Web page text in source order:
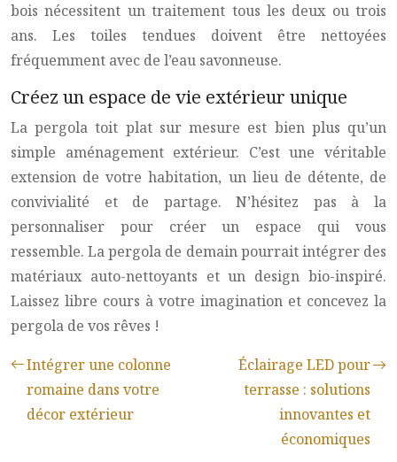
bois nécessitent un traitement tous les deux ou trois
ans. Les toiles tendues doivent être nettoyées
fréquemment avec de l’eau savonneuse.
Créez un espace de vie extérieur unique
La pergola toit plat sur mesure est bien plus qu’un
simple aménagement extérieur. C’est une véritable
extension de votre habitation, un lieu de détente, de
convivialité et de partage. N’hésitez pas à la
personnaliser pour créer un espace qui vous
ressemble. La pergola de demain pourrait intégrer des
matériaux auto-nettoyants et un design bio-inspiré.
Laissez libre cours à votre imagination et concevez la
pergola de vos rêves !
Intégrer une colonne
romaine dans votre
décor extérieur
Éclairage LED pour
terrasse : solutions
innovantes et
économiques